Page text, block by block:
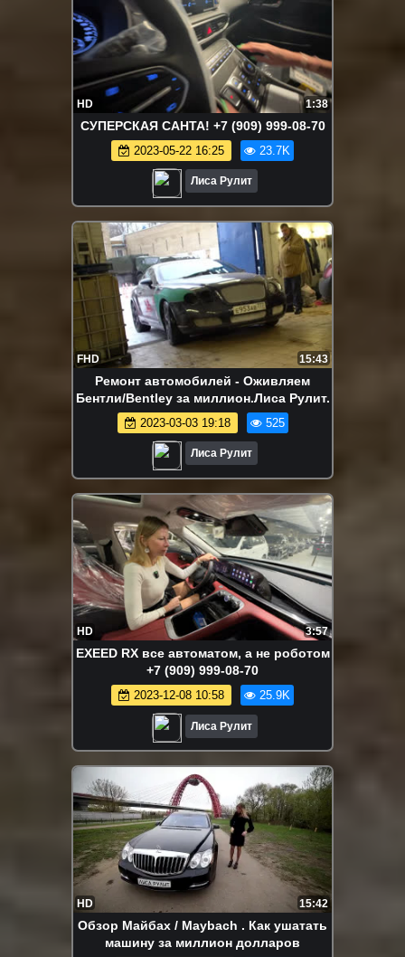
HD 1:38
СУПЕРСКАЯ САНТА! +7 (909) 999-08-70
2023-05-22 16:25 23.7K
Лиса Рулит
FHD 15:43
Ремонт автомобилей - Оживляем
Бентли/Bentley за миллион.Лиса Рулит.
2023-03-03 19:18 525
Лиса Рулит
HD 3:57
EXEED RX все автоматом, а не роботом
+7 (909) 999-08-70
2023-12-08 10:58 25.9K
Лиса Рулит
HD 15:42
Обзор Майбах / Maybach . Как ушатать
машину за миллион долларов